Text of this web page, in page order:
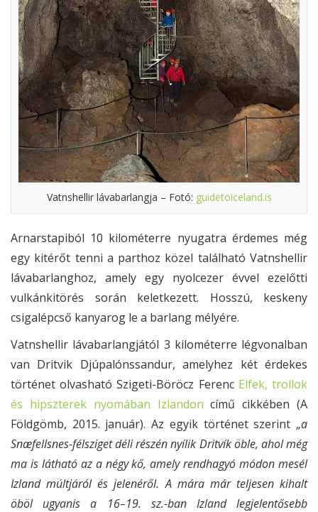
Vatnshellir lávabarlangja – Fotó: guidetoiceland.is
Arnarstapiból 10 kilométerre nyugatra érdemes még
egy kitérőt tenni a parthoz közel található Vatnshellir
lávabarlanghoz, amely egy nyolcezer évvel ezelőtti
vulkánkitörés során keletkezett. Hosszú, keskeny
csigalépcső kanyarog le a barlang mélyére.
Vatnshellir lávabarlangjától 3 kilométerre légvonalban
van Dritvik Djúpalónssandur, amelyhez két érdekes
történet olvasható Szigeti-Böröcz Ferenc Elfek, trollok
és hipszterek nyomában Izlandon című cikkében (A
Földgömb, 2015. január). Az egyik történet szerint „a
Snæfellsnes-félsziget déli részén nyílik Dritvík öble, ahol még
ma is látható az a négy kő, amely rendhagyó módon mesél
Izland múltjáról és jelenéről. A mára már teljesen kihalt
öböl ugyanis a 16–19. sz.-ban Izland legjelentősebb